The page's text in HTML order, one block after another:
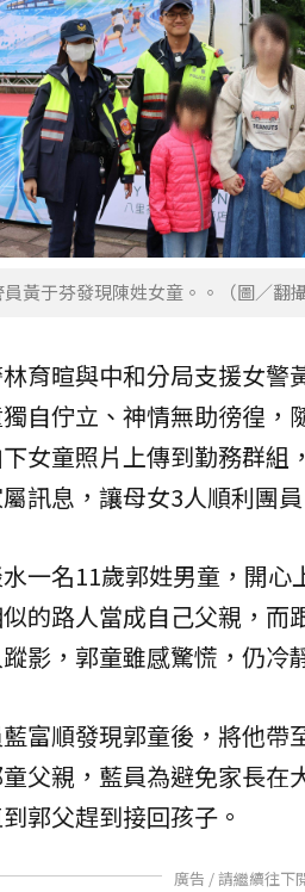
黃于芬發現陳姓女童。。（圖／翻攝
育暄與中和分局支援女警
自佇立、神情無助徬徨，
女童照片上傳到勤務群組
訊息，讓母女3人順利團員
一名11歲郭姓男童，開
的路人當成自己父親，而
影，郭童雖感驚慌，仍冷
富順發現郭童後，將他帶
父親，藍員為避免家長在
郭父趕到接回孩子。
廣告 / 請繼續往下